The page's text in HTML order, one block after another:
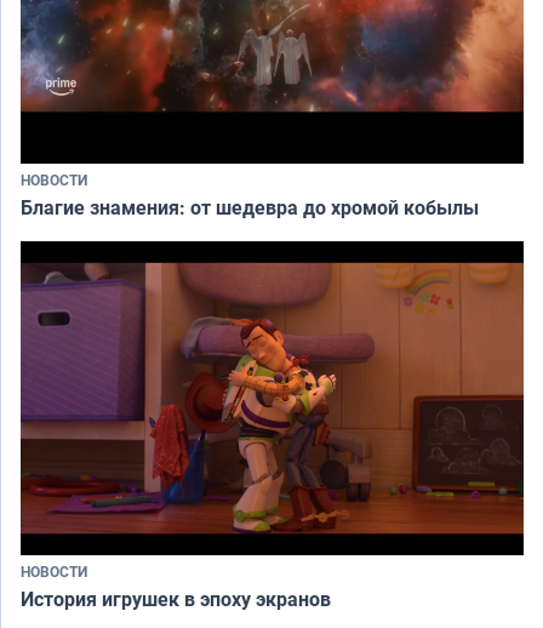
НОВОСТИ
Благие знамения: от шедевра до хромой кобылы
НОВОСТИ
История игрушек в эпоху экранов